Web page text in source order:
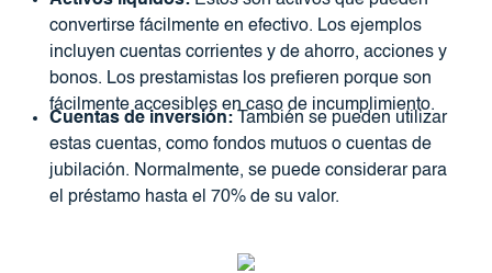
convertirse fácilmente en efectivo. Los ejemplos
incluyen cuentas corrientes y de ahorro, acciones y
bonos. Los prestamistas los prefieren porque son
fácilmente accesibles en caso de incumplimiento.
Cuentas de inversión:También se pueden utilizar
estas cuentas, como fondos mutuos o cuentas de
jubilación. Normalmente, se puede considerar para
el préstamo hasta el 70% de su valor.